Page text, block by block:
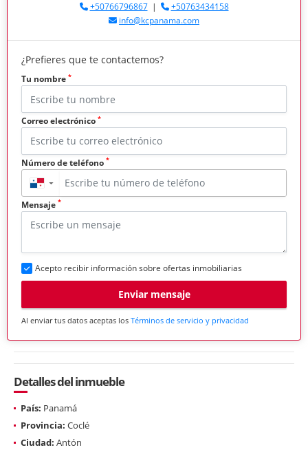
+50766796867|
+50763434158
info@kcpanama.com
¿Prefieres que te contactemos?
Tu nombre *
Correo electrónico *
Número de teléfono *
▼
Mensaje *
Acepto recibir información sobre ofertas inmobiliarias
Enviar mensaje
Al enviar tus datos aceptas los Términos de servicio y privacidad
Detalles del inmueble
País: Panamá
Provincia: Coclé
Ciudad: Antón